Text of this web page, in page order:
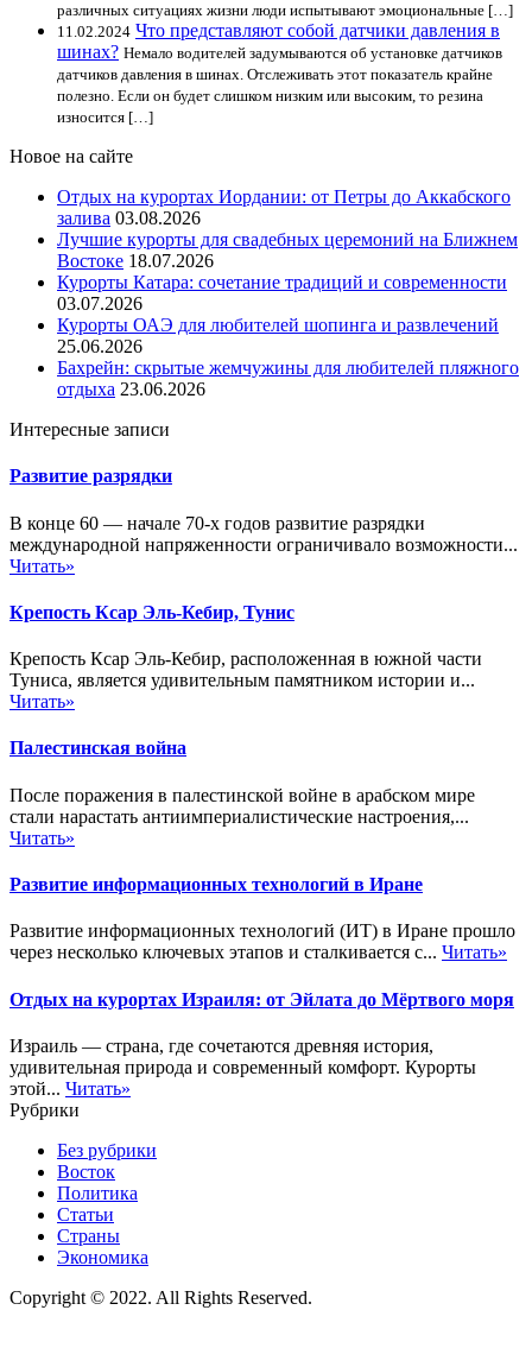
различных ситуациях жизни люди испытывают эмоциональные […]
11.02.2024 Что представляют собой датчики давления в
шинах? Немало водителей задумываются об установке датчиков
датчиков давления в шинах. Отслеживать этот показатель крайне
полезно. Если он будет слишком низким или высоким, то резина
износится […]
Новое на сайте
Отдых на курортах Иордании: от Петры до Аккабского
залива 03.08.2026
Лучшие курорты для свадебных церемоний на Ближнем
Востоке 18.07.2026
Курорты Катара: сочетание традиций и современности
03.07.2026
Курорты ОАЭ для любителей шопинга и развлечений
25.06.2026
Бахрейн: скрытые жемчужины для любителей пляжного
отдыха 23.06.2026
Интересные записи
Развитие разрядки
В конце 60 — начале 70-х годов развитие разрядки
международной напряженности ограничивало возможности...
Читать»
Крепость Ксар Эль-Кебир, Тунис
Крепость Ксар Эль-Кебир, расположенная в южной части
Туниса, является удивительным памятником истории и...
Читать»
Палестинская война
После поражения в палестинской войне в арабском мире
стали нарастать антиимпериалистические настроения,...
Читать»
Развитие информационных технологий в Иране
Развитие информационных технологий (ИТ) в Иране прошло
через несколько ключевых этапов и сталкивается с... Читать»
Отдых на курортах Израиля: от Эйлата до Мёртвого моря
Израиль — страна, где сочетаются древняя история,
удивительная природа и современный комфорт. Курорты
этой... Читать»
Рубрики
Без рубрики
Восток
Политика
Статьи
Страны
Экономика
Copyright © 2022. All Rights Reserved.